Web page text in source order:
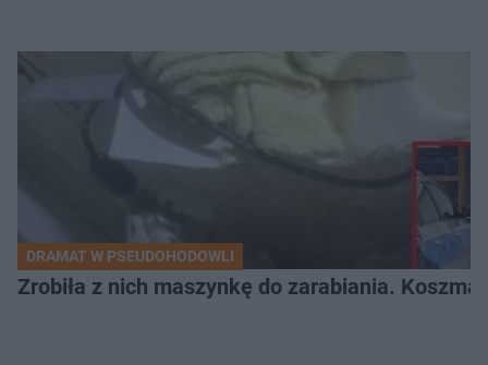
DRAMAT W PSEUDOHODOWLI
Zrobiła z nich maszynkę do zarabiania.